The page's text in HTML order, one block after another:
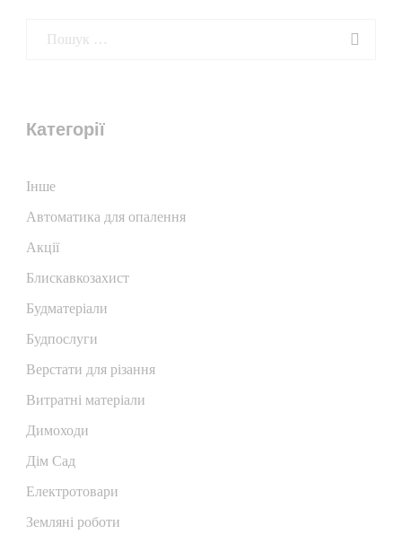
Категорії
Iнше
Автоматика для опалення
Акції
Блискавкозахист
Будматеріали
Будпослуги
Верстати для різання
Витратні матеріали
Димоходи
Дім Сад
Електротовари
Земляні роботи